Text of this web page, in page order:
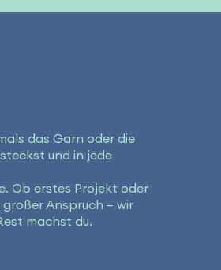
das Garn oder die
und in jede
Ob erstes Projekt oder
Anspruch – wir
machst du.